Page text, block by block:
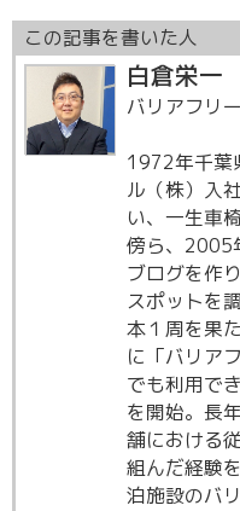
この記事を書いた人
白倉栄一
バリアフリ
1972年千葉
ル（株）入
い、一生車
傍ら、2005
ブログを作
スポットを
本１周を果
に「バリア
でも利用で
を開始。長
舗における
組んだ経験
泊施設のバ